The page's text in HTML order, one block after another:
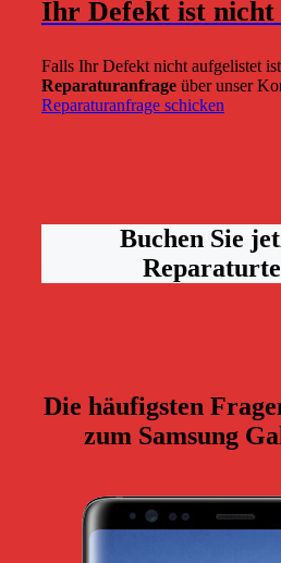
Ihr Defekt ist nicht
Falls Ihr Defekt nicht aufgelistet
Reparaturanfrage über unser
Reparaturanfrage schicken
Buchen Sie
Die häufigsten
zum Samsung